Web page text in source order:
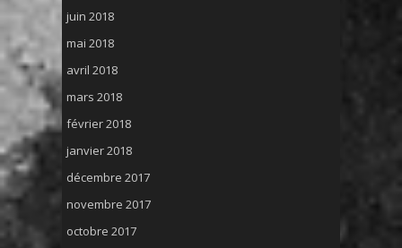
juin 2018
mai 2018
avril 2018
mars 2018
février 2018
janvier 2018
décembre 2017
novembre 2017
octobre 2017